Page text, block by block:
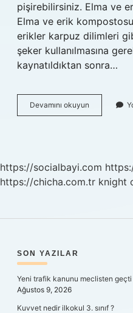
pişirebilirsiniz. Elma ve
Elma ve erik kompostosu
erikler karpuz dilimleri
şeker kullanılmasına
kaynatıldıktan sonra…
Devamını okuyun
Kompostosu
https://socialbayi.com
https://chicha.com.tr knight
SIDEBAR
SON YAZILAR
Yeni trafik kanunu meclisten geçti
Ağustos 9, 2026
Kuvvet nedir ilkokul 3. sınıf ?